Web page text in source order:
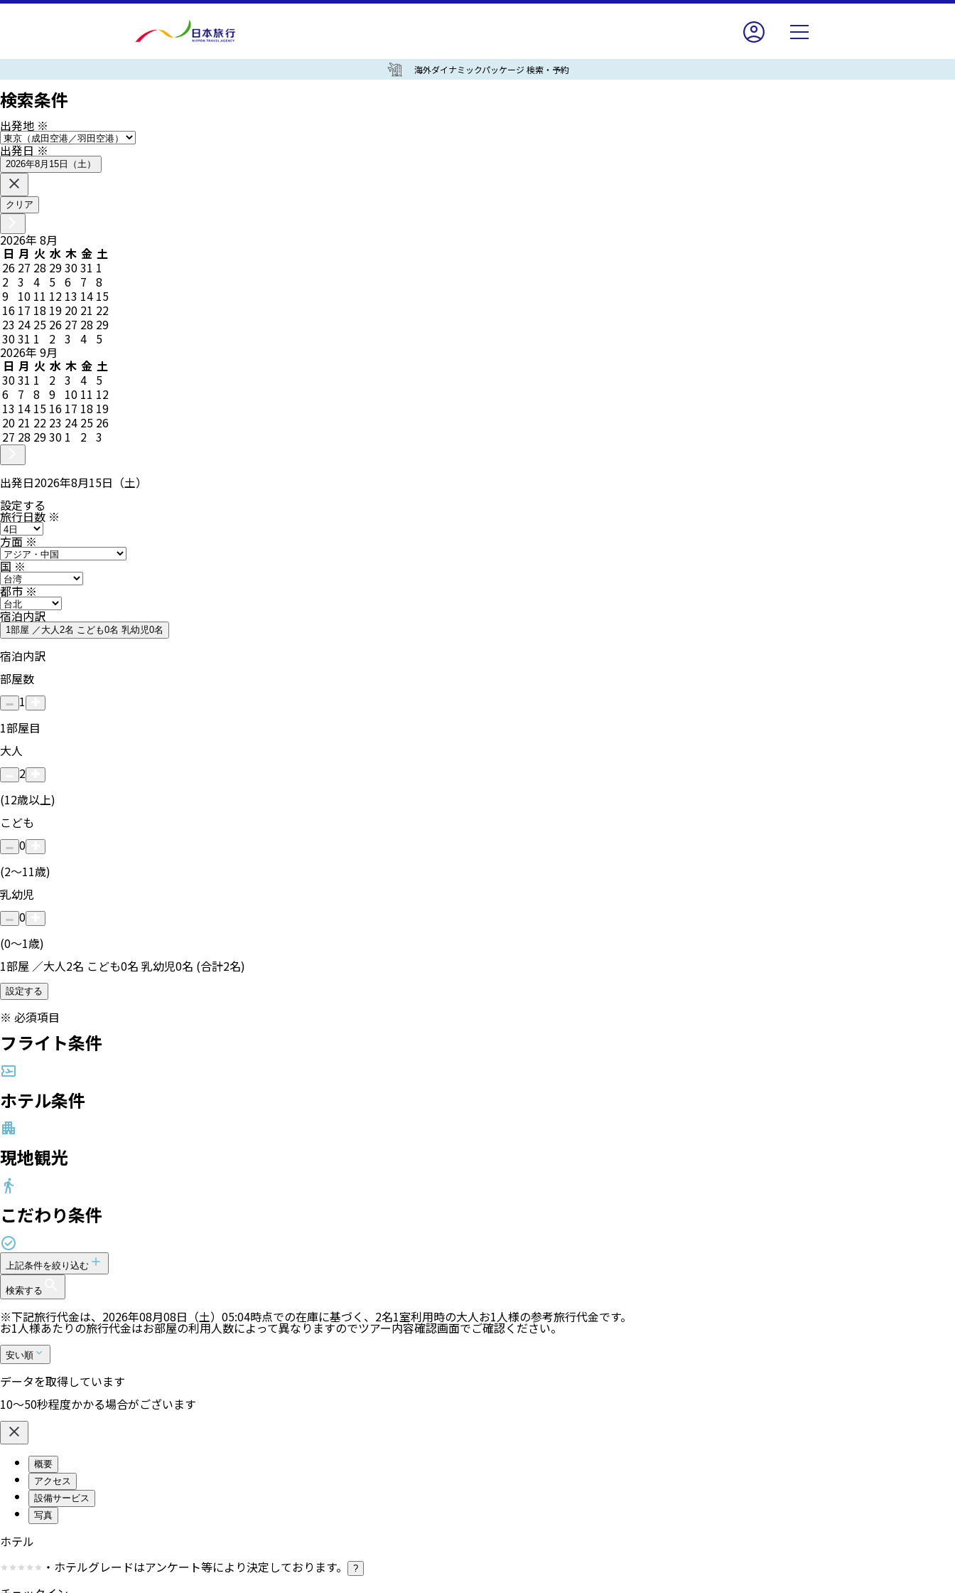
海外ダイナミックパッケージ 検索・予約
検索条件
出発地 ※
出発日※
2026年8月15日（土）
クリア
2026年 8月
日 月 火 水 木 金 土
26 27 28 293031 1
2 3 4 5 6 7 8
9 10 11 12 13 14 15
16 17 18 19 20 21 22
23 24 25 26 27 28 29
3031 1 2 3 4 5
2026年 9月
日 月 火 水 木 金 土
3031 1 2 3 4 5
6 7 8 9 10 11 12
13 14 15 16 17 18 19
20 21 22 23 24 25 26
27 28 2930 1 2 3
出発日2026年8月15日（土）
設定する
旅行日数 ※
方面※
国※
都市※
宿泊内訳
1部屋 ／大人2名 こども0名 乳幼児0名
宿泊内訳
部屋数
1
1部屋目
大人
2
(12歳以上)
こども
0
(2〜11歳)
乳幼児
0
(0〜1歳)
1部屋 ／大人2名 こども0名 乳幼児0名 (合計2名)
設定する
※ 必須項目
フライト条件
ホテル条件
現地観光
こだわり条件
上記条件を絞り込む
検索する
※下記旅行代金は、 2026年08月08日（土）05:04時点での在庫に基づく、 2名1室利用時の大人お1人様の参考旅行代金です。
お1人様あたりの旅行代金はお部屋の利用人数によって異なりますのでツアー内容確認画面でご確認ください。
安い順
データを取得しています
10〜50秒程度かかる場合がございます
概要
アクセス
設備サービス
写真
ホテル
・ホテルグレードはアンケート等により決定しております。
?